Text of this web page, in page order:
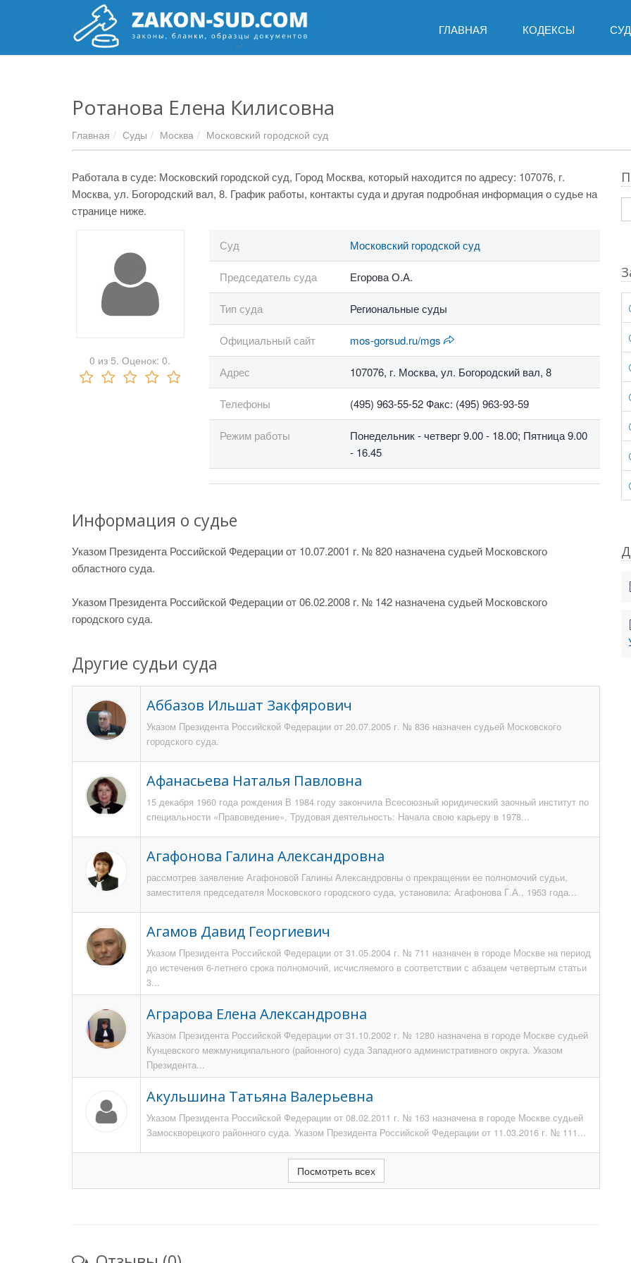
ГЛАВНАЯ КОДЕКСЫ
Ротанова Елена Килисовна
Главная Суды Москва Московский городской суд
Работала в суде: Московский городской суд, Город Москва, который находится по адресу: 107076, г.
Москва, ул. Богородский вал, 8. График работы, контакты суда и другая подробная информация о судье на
странице ниже.
0 из 5. Оценок: 0.
Суд Московский городской суд
Председатель суда Егорова О.А.
Тип суда Региональные суды
Официальный сайт mos-gorsud.ru/mgs
Адрес 107076, г. Москва, ул. Богородский вал, 8
Телефоны (495) 963-55-52 Факс: (495) 963-93-59
Режим работы
Понедельник - четверг 9.00 - 18.00; Пятница 9.00
- 16.45
Информация о судье
Указом Президента Российской Федерации от 10.07.2001 г. № 820 назначена судьей Московского
областного суда.
Указом Президента Российской Федерации от 06.02.2008 г. № 142 назначена судьей Московского
городского суда.
Другие судьи суда
Аббазов Ильшат Закфярович
Указом Президента Российской Федерации от 20.07.2005 г. № 836 назначен судьей Московского
городского суда.
Афанасьева Наталья Павловна
15 декабря 1960 года рождения В 1984 году закончила Всесоюзный юридический заочный институт по
специальности «Правоведение», Трудовая деятельность: Начала свою карьеру в 1978...
Агафонова Галина Александровна
рассмотрев заявление Агафоновой Галины Александровны о прекращении ее полномочий судьи,
заместителя председателя Московского городского суда, установила: Агафонова Г.А., 1953 года...
Агамов Давид Георгиевич
Указом Президента Российской Федерации от 31.05.2004 г. № 711 назначен в городе Москве на период
до истечения 6-летнего срока полномочий, исчисляемого в соответствии с абзацем четвертым статьи
3...
Аграрова Елена Александровна
Указом Президента Российской Федерации от 31.10.2002 г. № 1280 назначена в городе Москве судьей
Кунцевского межмуниципального (районного) суда Западного административного округа. Указом
Президента...
Акульшина Татьяна Валерьевна
Указом Президента Российской Федерации от 08.02.2011 г. № 163 назначена в городе Москве судьей
Замоскворецкого районного суда. Указом Президента Российской Федерации от 11.03.2016 г. № 111...
Посмотреть всех